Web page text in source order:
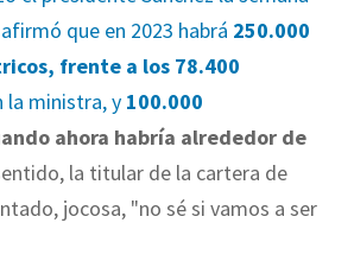
que en 2023 habrá 250.000
frente a los 78.400
la ministra, y 100.000
ahora habría alrededor de
la titular de la cartera de
jocosa, "no sé si vamos a ser